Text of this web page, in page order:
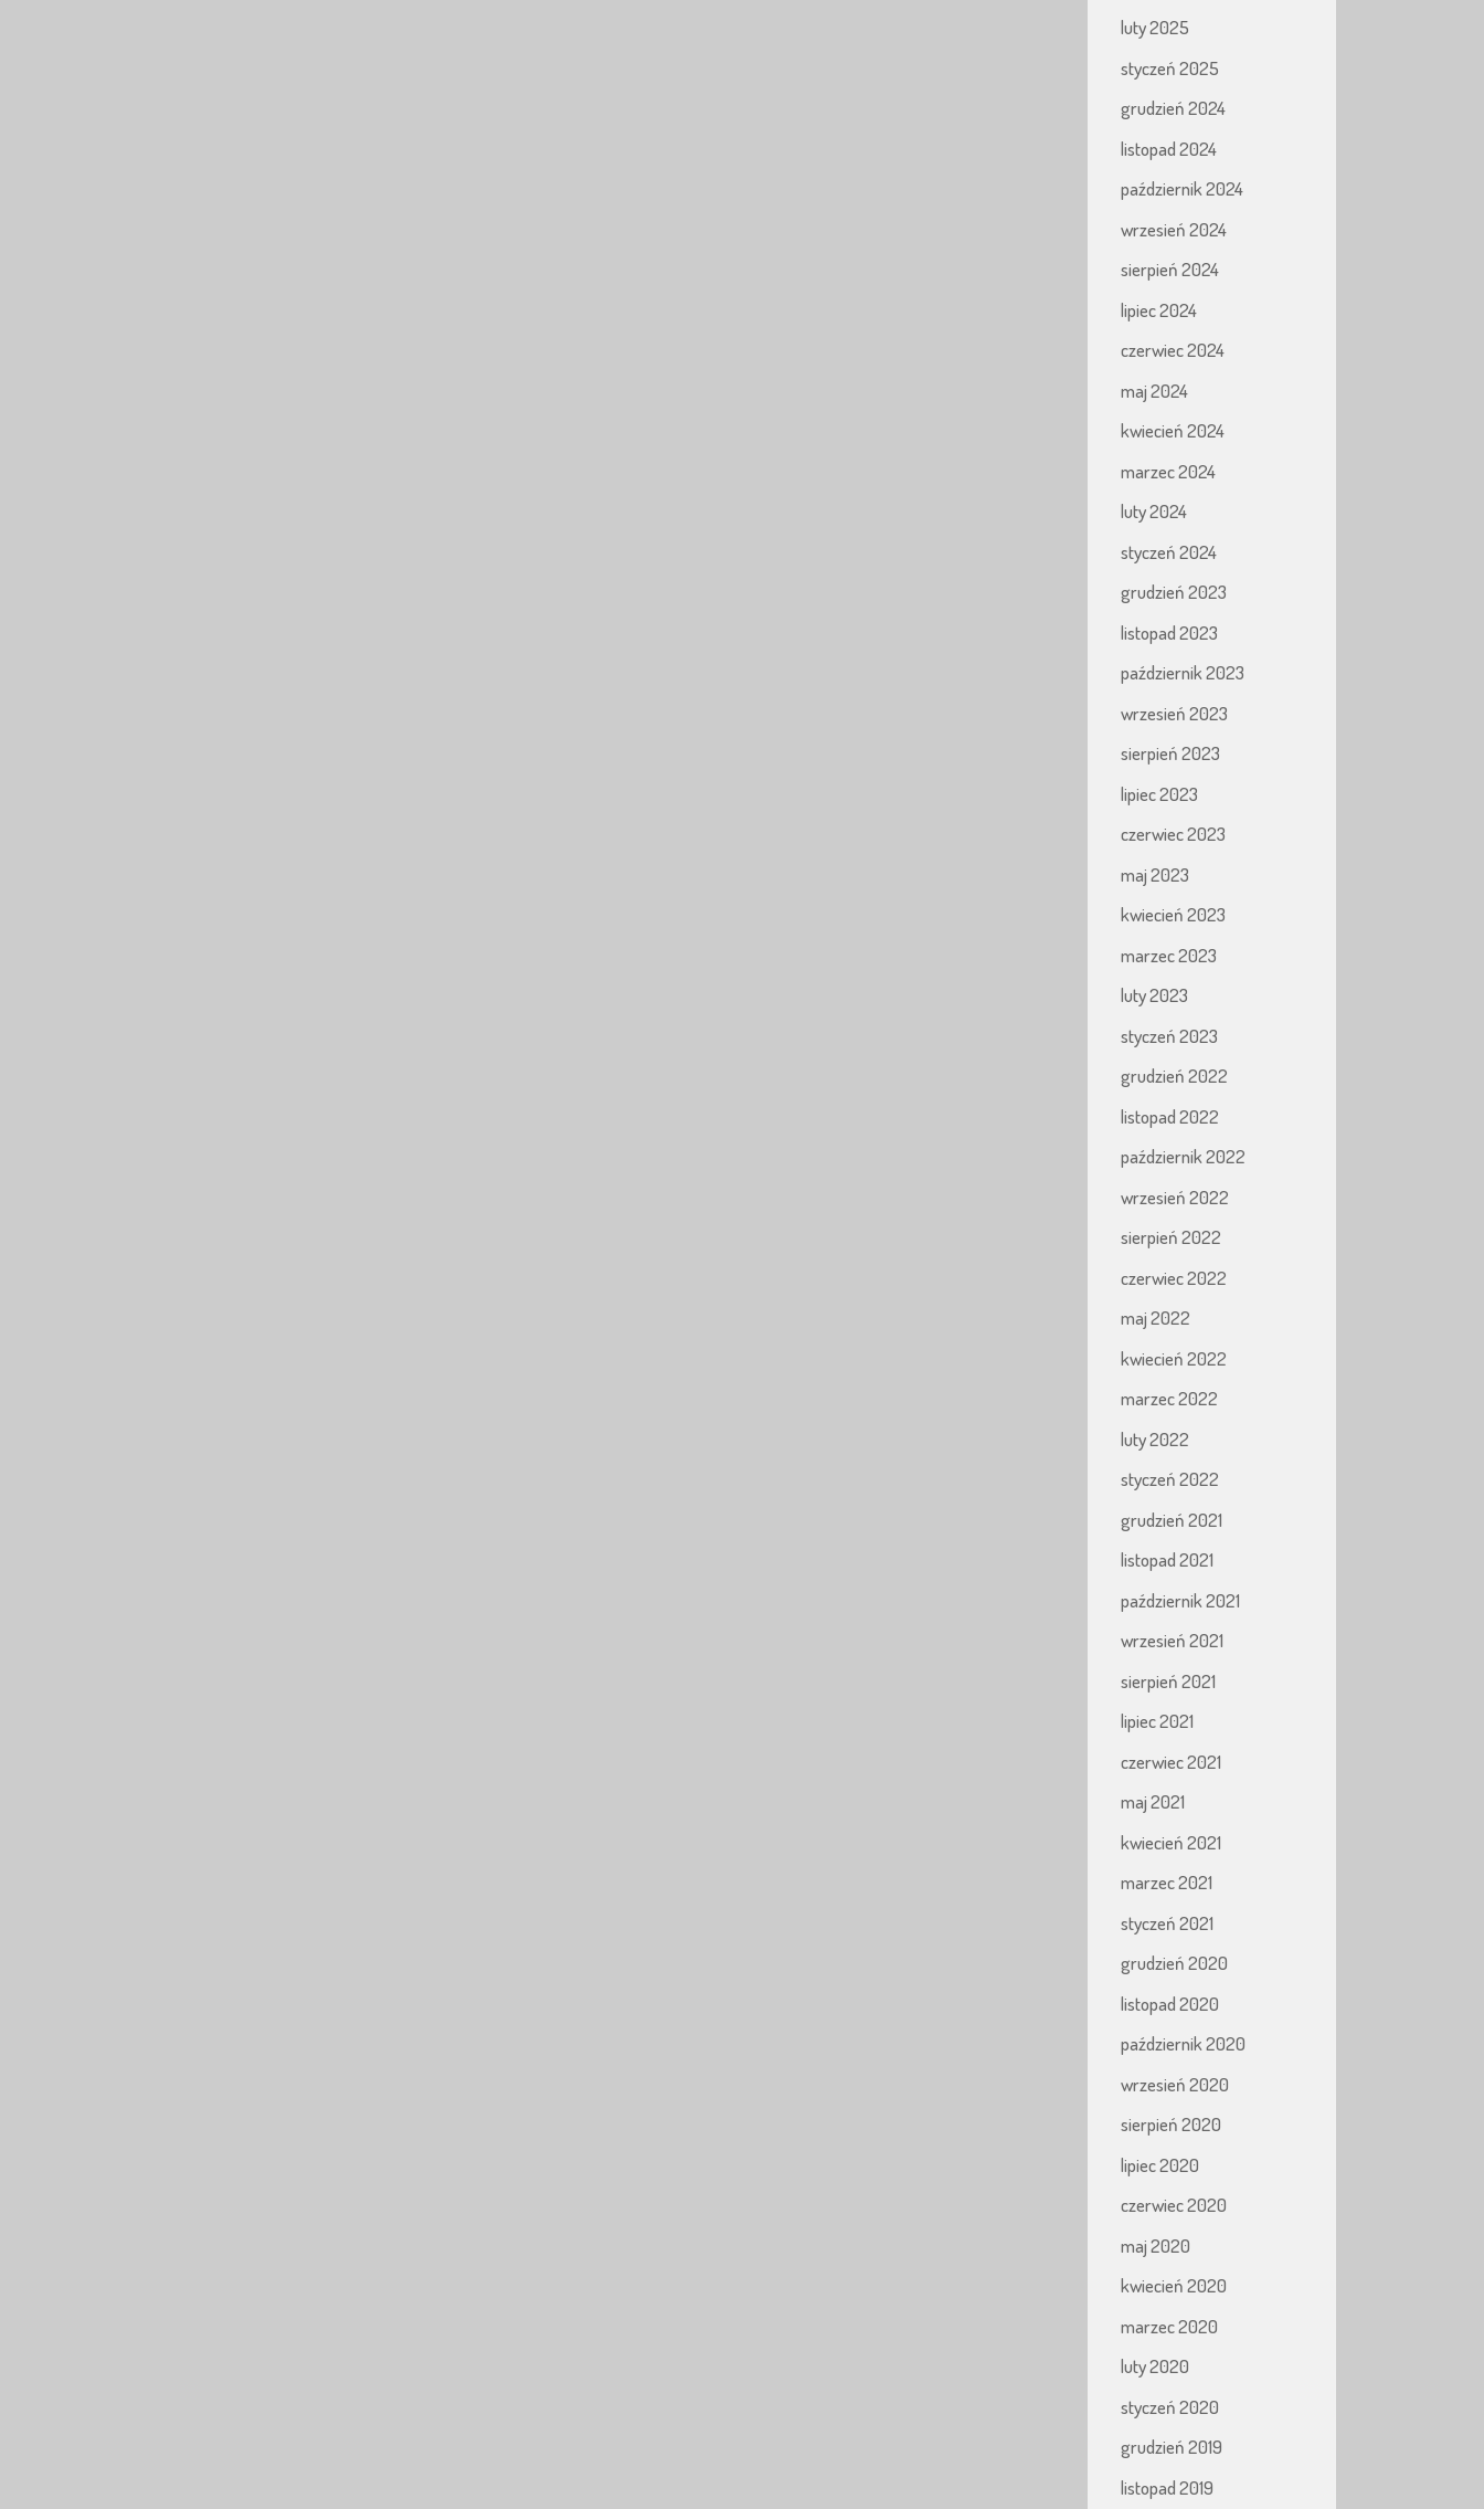
luty 2025
styczeń 2025
grudzień 2024
listopad 2024
październik 2024
wrzesień 2024
sierpień 2024
lipiec 2024
czerwiec 2024
maj 2024
kwiecień 2024
marzec 2024
luty 2024
styczeń 2024
grudzień 2023
listopad 2023
październik 2023
wrzesień 2023
sierpień 2023
lipiec 2023
czerwiec 2023
maj 2023
kwiecień 2023
marzec 2023
luty 2023
styczeń 2023
grudzień 2022
listopad 2022
październik 2022
wrzesień 2022
sierpień 2022
czerwiec 2022
maj 2022
kwiecień 2022
marzec 2022
luty 2022
styczeń 2022
grudzień 2021
listopad 2021
październik 2021
wrzesień 2021
sierpień 2021
lipiec 2021
czerwiec 2021
maj 2021
kwiecień 2021
marzec 2021
styczeń 2021
grudzień 2020
listopad 2020
październik 2020
wrzesień 2020
sierpień 2020
lipiec 2020
czerwiec 2020
maj 2020
kwiecień 2020
marzec 2020
luty 2020
styczeń 2020
grudzień 2019
listopad 2019